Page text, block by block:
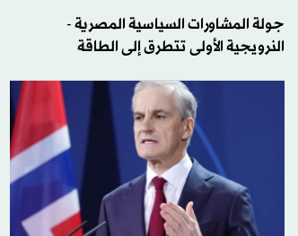
جولة المشاورات السياسية المصرية -
النرويجية الأولى تتطرق إلى الطاقة